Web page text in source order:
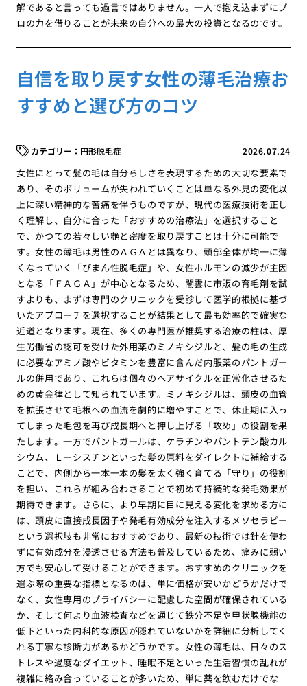
解であると言っても過言ではありません。一人で抱え込まずにプ
ロの力を借りることが未来の自分への最大の投資となるのです。
自信を取り戻す女性の薄毛治療お
すすめと選び方のコツ
2026.07.24
円形脱毛症
女性にとって髪の毛は自分らしさを表現するための大切な要素で
あり、そのボリュームが失われていくことは単なる外見の変化以
上に深い精神的な苦痛を伴うものですが、現代の医療技術を正し
く理解し、自分に合った「おすすめの治療法」を選択すること
で、かつての若々しい艶と密度を取り戻すことは十分に可能で
す。女性の薄毛は男性のＡＧＡとは異なり、頭部全体が均一に薄
くなっていく「びまん性脱毛症」や、女性ホルモンの減少が主因
となる「ＦＡＧＡ」が中心となるため、闇雲に市販の育毛剤を試
すよりも、まずは専門のクリニックを受診して医学的根拠に基づ
いたアプローチを選択することが結果として最も効率的で確実な
近道となります。現在、多くの専門医が推奨する治療の柱は、厚
生労働省の認可を受けた外用薬のミノキシジルと、髪の毛の生成
に必要なアミノ酸やビタミンを豊富に含んだ内服薬のパントガー
ルの併用であり、これらは個々のヘアサイクルを正常化させるた
めの黄金律として知られています。ミノキシジルは、頭皮の血管
を拡張させて毛根への血流を劇的に増やすことで、休止期に入っ
てしまった毛包を再び成長期へと押し上げる「攻め」の役割を果
たします。一方でパントガールは、ケラチンやパントテン酸カル
シウム、Ｌーシスチンといった髪の原料をダイレクトに補給する
ことで、内側から一本一本の髪を太く強く育てる「守り」の役割
を担い、これらが組み合わさることで初めて持続的な発毛効果が
期待できます。さらに、より早期に目に見える変化を求める方に
は、頭皮に直接成長因子や発毛有効成分を注入するメソセラピー
という選択肢も非常におすすめであり、最新の技術では針を使わ
ずに有効成分を浸透させる方法も普及しているため、痛みに弱い
方でも安心して受けることができます。おすすめのクリニックを
選ぶ際の重要な指標となるのは、単に価格が安いかどうかだけで
なく、女性専用のプライバシーに配慮した空間が確保されている
か、そして何より血液検査などを通じて鉄分不足や甲状腺機能の
低下といった内科的な原因が隠れていないかを詳細に分析してく
れる丁寧な診断力があるかどうかです。女性の薄毛は、日々のス
トレスや過度なダイエット、睡眠不足といった生活習慣の乱れが
複雑に絡み合っていることが多いため、単に薬を飲むだけでな